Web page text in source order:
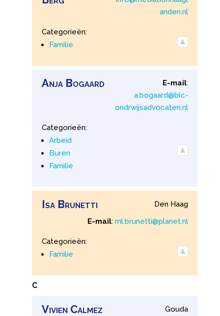
anden.nl
Categorieën:
Familie
Anja Bogaard E-mail:
a.bogaard@blc-
ondrwijsadvocaten.nl
Categorieën:
Arbeid
Buren
Familie
Isa Brunetti
Den Haag
E-mail: ml.brunetti@planet.nl
Categorieën:
Familie
C
Vivien Calmez
Gouda